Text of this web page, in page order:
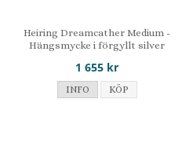
Heiring Dreamcather Medium -
Hängsmycke i förgyllt silver
1 655 kr
INFO KÖP